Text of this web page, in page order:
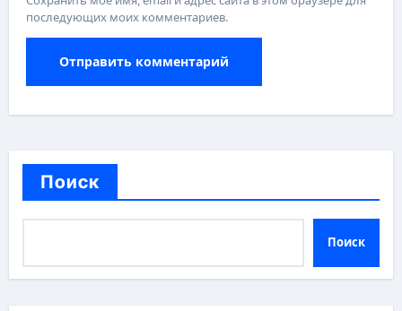
последующих моих комментариев.
Поиск
Поиск